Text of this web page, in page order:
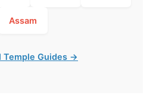
Assam
Temple Guides →